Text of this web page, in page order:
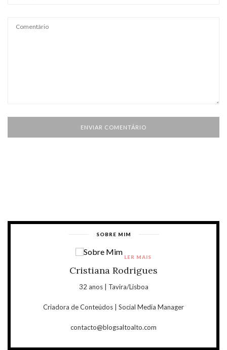
SOBRE MIM
Cristiana Rodrigues
32 anos | Tavira/Lisboa
Criadora de Conteúdos | Social Media Manager
contacto@blogsaltoalto.com
LER MAIS